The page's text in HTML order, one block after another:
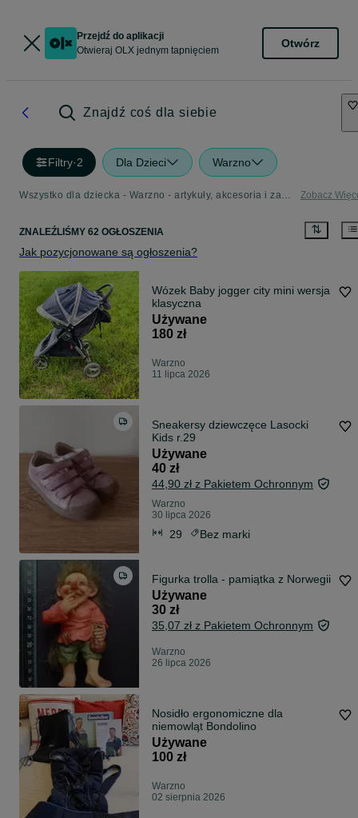
Przejdź do aplikacji
Otwieraj OLX jednym tapnięciem
Otwórz
Znajdź coś dla siebie
Filtry·2 Dla Dzieci Warzno
Wszystko dla dziecka - Warzno - artykuły, akcesoria i zabawki dla dzieci w Twojej okolicy Zobacz
ZNALEŹLIŚMY 62 OGŁOSZENIA
Jak pozycjonowane są ogłoszenia?
Wózek Baby jogger city mini wersja
klasyczna
Używane
180 zł
Warzno
11 lipca 2026
Sneakersy dziewczęce Lasocki
Kids r.29
Używane
40 zł
44,90 zł z Pakietem Ochronnym
Warzno
30 lipca 2026
29 Bez marki
Figurka trolla - pamiątka z Norwegii
Używane
30 zł
35,07 zł z Pakietem Ochronnym
Warzno
26 lipca 2026
Nosidło ergonomiczne dla
niemowląt Bondolino
Używane
100 zł
Warzno
02 sierpnia 2026